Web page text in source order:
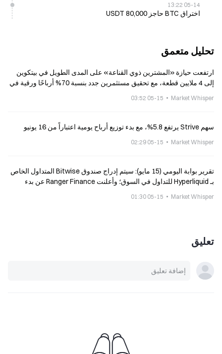
05-14 13:22
اختراق BTC حاجز 80,000 USDT
تحليل متعمق
ارتفعت حيازة «المشترين ذوي القناعة» على المدى الطويل في بيتكوين
إلى 4 ملايين قطعة، مع تحقيق مستثمرين جدد بنسبة 70% أرباحًا ورقية في
Market Whisper
05-15 03:52
سهم Strive يرتفع 5.8%، مع بدء توزيع أرباح يومية اعتباراً من 16 يونيو
Market Whisper
05-15 02:29
تقرير بوابة اليومي (15 مايو): سيتم إدراج صندوق Bitwise المتداول الخاص
بـ Hyperliquid للتداول في السوق؛ وأعلنت Ranger Finance عن بدء
Market Whisper
05-15 01:30
تعليق